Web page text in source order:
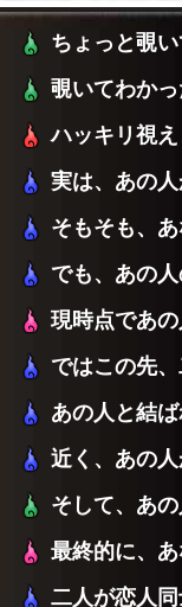
ちょっと覗
覗いてわか
ハッキリ視
実は、あの
そもそも、
でも、あの
現時点であ
ではこの先
あの人と結
近く、あの
そして、あ
最終的に、
二人が恋人